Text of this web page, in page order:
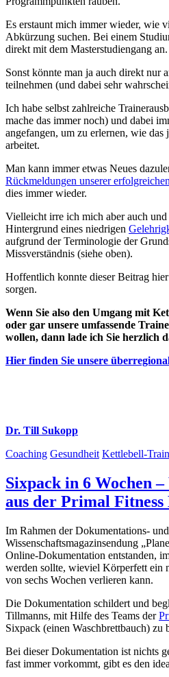
Es erstaunt mich immer wieder, wie
Abkürzung suchen. Bei einem
direkt mit dem Masterstudiengang an.
Sonst könnte man ja auch direkt nur
teilnehmen (und dabei sehr
Ich habe selbst zahlreiche
mache das immer noch) und dabei
angefangen, um zu erlernen, wie
arbeitet.
Man kann immer etwas Neues
Rückmeldungen unserer
dies immer wieder.
Vielleicht irre ich mich aber auch
Hintergrund eines niedrigen
aufgrund der Terminologie der
Missverständnis (siehe oben).
Hoffentlich konnte dieser Beitrag
sorgen.
Wenn Sie also den Umgang mit
oder gar unsere umfassende
wollen, dann lade ich Sie herzlich
Hier finden Sie unsere
Dr. Till Sukopp
Coaching Gesundheit Kettlebell-
Sixpack in 6 Wochen
aus der Primal
Im Rahmen der Dokumentations- und
Wissenschaftsmagazinsendung
Online-Dokumentation entstanden,
werden sollte, wieviel Körperfett ein
von sechs Wochen verlieren kann.
Die Dokumentation schildert und
Tillmanns, mit Hilfe des Teams der
Sixpack (einen Waschbrettbauch) zu
Bei dieser Dokumentation ist nichts
fast immer vorkommt, gibt es den